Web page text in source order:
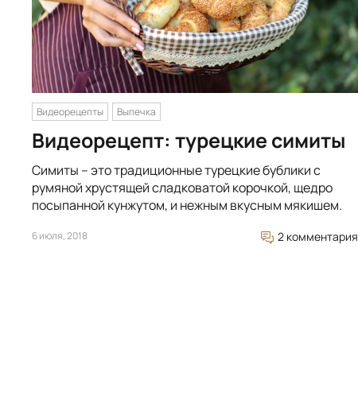
Видеорецепты Выпечка
Видеорецепт: турецкие симиты
Симиты – это традиционные турецкие бублики с
румяной хрустящей сладковатой корочкой, щедро
посыпанной кунжутом, и нежным вкусным мякишем.
6 июля, 2018 2 комментария